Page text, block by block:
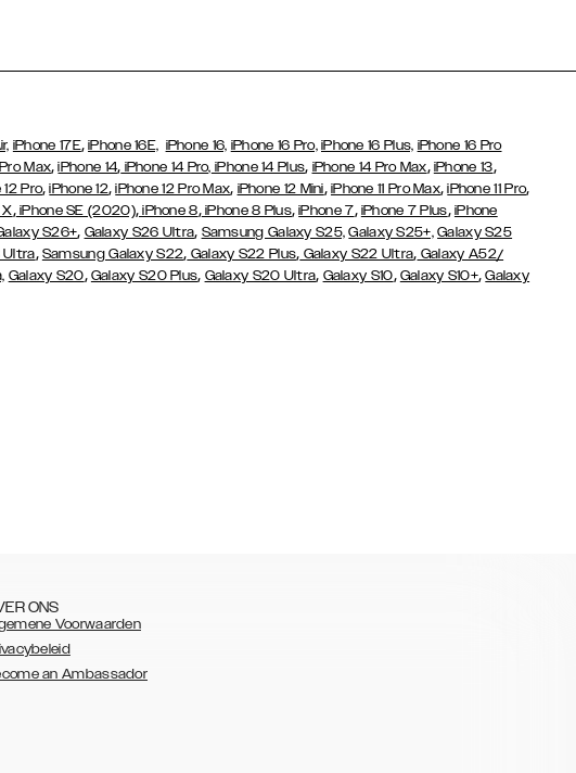
iPhone 17E,iPhone 16E, iPhone 16, iPhone 16 Pro, iPhone 16 Plus, iPhone 16 Pro
Max,iPhone 14, iPhone 14 Pro, iPhone 14 Plus, iPhone 14 Pro Max, iPhone 13,
Pro,iPhone 12,iPhone 12 Pro Max, iPhone 12 Mini, iPhone 11 Pro Max,iPhone 11 Pro,
,iPhone SE (2020),iPhone 8,iPhone 8 Plus,iPhone 7, iPhone 7 Plus, iPhone
S26+, Galaxy S26 Ultra, Samsung Galaxy S25, Galaxy S25+, Galaxy S25
Ultra, Samsung Galaxy S22, Galaxy S22 Plus, Galaxy S22 Ultra, Galaxy A52/
Galaxy S20, Galaxy S20 Plus, Galaxy S20 Ultra, Galaxy S10, Galaxy S10+,Galaxy
ONS
Voorwaarden
an Ambassador